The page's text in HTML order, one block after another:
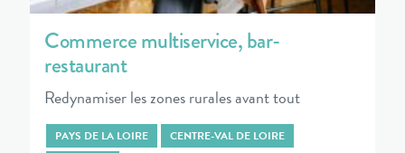
Commerce multiservice, bar-
restaurant
Redynamiser les zones rurales avant tout
PAYS DE LA LOIRE
CENTRE-VAL DE LOIRE